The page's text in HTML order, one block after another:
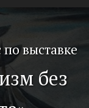
выставке
без